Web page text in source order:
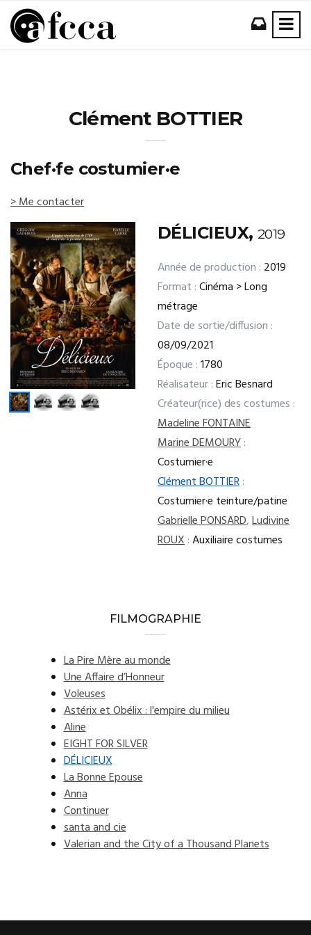
Clément BOTTIER
Chef·fe costumier·e
> Me contacter
DÉLICIEUX, 2019
Année de production : 2019
Format :Cinéma > Long
métrage
Date de sortie/diffusion :
08/09/2021
Époque :1780
Réalisateur :Eric Besnard
Créateur(rice) des costumes :
Madeline FONTAINE
Marine DEMOURY:
Costumier·e
Clément BOTTIER:
Costumier·e teinture/patine
Gabrielle PONSARD,Ludivine
ROUX:Auxiliaire costumes
FILMOGRAPHIE
La Pire Mère au monde
Une Affaire d’Honneur
Voleuses
Astérix et Obélix : l'empire du milieu
Aline
EIGHT FOR SILVER
DÉLICIEUX
La Bonne Epouse
Anna
Continuer
santa and cie
Valerian and the City of a Thousand Planets